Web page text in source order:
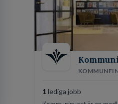
1lediga jobb